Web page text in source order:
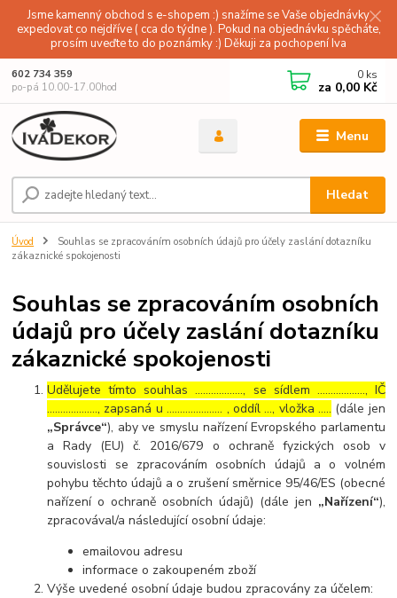
Jsme kamenný obchod s e-shopem :) snažíme se Vaše objednávky
expedovat co nejdříve ( cca do týdne ). Pokud na objednávku spěcháte,
prosím uveďte to do poznámky :) Děkuji za pochopení Iva
Menu
Hledat
602 734 359
po-pá 10.00-17.00hod
0 ks
za 0,00 Kč
Úvod
Souhlas se zpracováním osobních údajů pro účely zaslání dotazníku
zákaznické spokojenosti
Souhlas se zpracováním osobních
údajů pro účely zaslání dotazníku
zákaznické spokojenosti
Udělujete tímto souhlas ……………..., se sídlem ………………, IČ
………………., zapsaná u ………………… , oddíl …, vložka ….. (dále jen
„Správce“), aby ve smyslu nařízení Evropského parlamentu
a Rady (EU) č. 2016/679 o ochraně fyzických osob v
souvislosti se zpracováním osobních údajů a o volném
pohybu těchto údajů a o zrušení směrnice 95/46/ES (obecné
nařízení o ochraně osobních údajů) (dále jen „Nařízení“),
zpracovával/a následující osobní údaje:
emailovou adresu
informace o zakoupeném zboží
Výše uvedené osobní údaje budou zpracovány za účelem: